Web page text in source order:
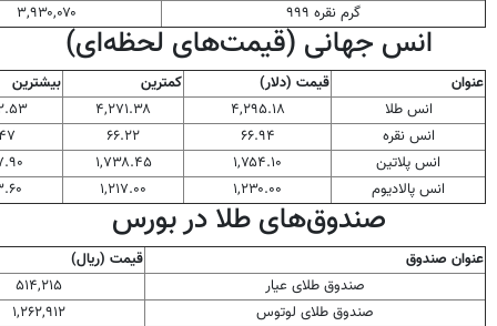
گرم نقره ۹۹۹
۳,۹۳۰,۰۷۰
انس جهانی (قیمت‌های لحظه‌ای)
عنوان قیمت (دلار) کمترین
بیشترین
انس طلا
۴,۲۹۵.۱۸ ۴,۲۷۱.۳۸
انس نقره
۶۶.۹۴ ۶۶.۲۲
انس پلاتین
۱,۷۵۴.۱۰ ۱,۷۳۸.۴۵
انس پالادیوم
۱,۲۳۰.۰۰ ۱,۲۱۷.۰۰
صندوق‌های طلا در بورس
عنوان صندوق
قیمت (ریال)
صندوق طلای عیار
۵۱۴,۲۱۵
صندوق طلای لوتوس
۱,۲۶۲,۹۱۲